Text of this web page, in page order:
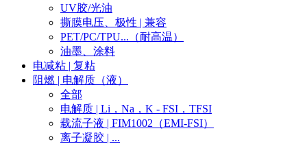
UV胶/光油
撕膜电压、极性 | 兼容
PET/PC/TPU...（耐高温）
油墨、涂料
电减粘 | 复粘
阻燃 | 电解质（液）
全部
电解质 | Li，Na，K - FSI，TFSI
载流子液 | FIM1002（EMI-FSI）
离子凝胶 | ...